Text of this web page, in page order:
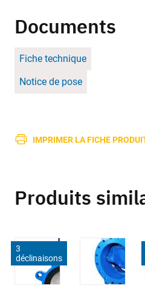
Documents
Fiche technique
Notice de pose
IMPRIMER LA FICHE
Produits
3
déclinaisons